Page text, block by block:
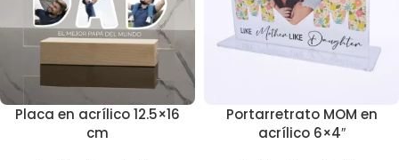
Placa en acrílico 12.5×16
cm
Portarretrato MOM en
acrílico 6×4″